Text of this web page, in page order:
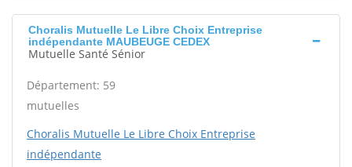
Choralis Mutuelle Le Libre Choix Entreprise
indépendante MAUBEUGE CEDEX
Mutuelle Santé Sénior
Département: 59
mutuelles
Choralis Mutuelle Le Libre Choix Entreprise
indépendante